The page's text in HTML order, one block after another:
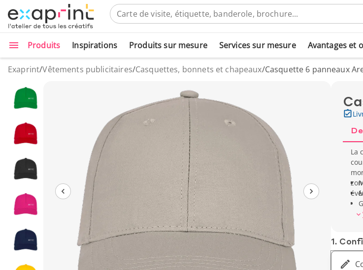
Produits Inspirations Produits sur mesure Services sur mesure Avantages et
Exaprint/Vêtements publicitaires/Casquettes, bonnets et chapeaux/Casquette 6 panneaux
La
1.